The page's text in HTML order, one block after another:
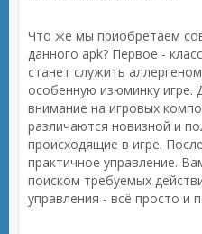
Что же мы приобретаем
данного apk? Первое -
станет служить
особенную изюминку игре.
внимание на игровых
различаются новизной и
происходящие в игре.
практичное управление.
поиском требуемых
управления - всё просто и